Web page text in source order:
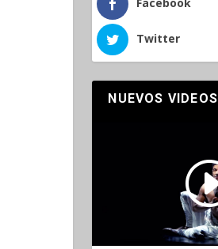
Twitter
NUEVOS VIDEOS